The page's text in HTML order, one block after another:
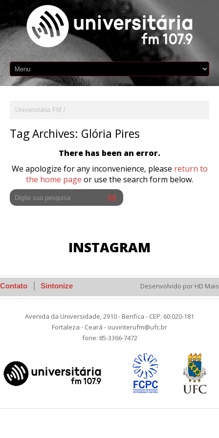
Universitária FM
Tag Archives: Glória Pires
There has been an error.
We apologize for any inconvenience, please return to
the home page or use the search form below.
INSTAGRAM
Contato Sintonize Desenvolvido por HD Mais
Avenida da Universidade, 2910 - Benfica - CEP: 60.020-181
Fortaleza - Ceará - ouvinterufm@ufc.br
fone: 85-3366-7472